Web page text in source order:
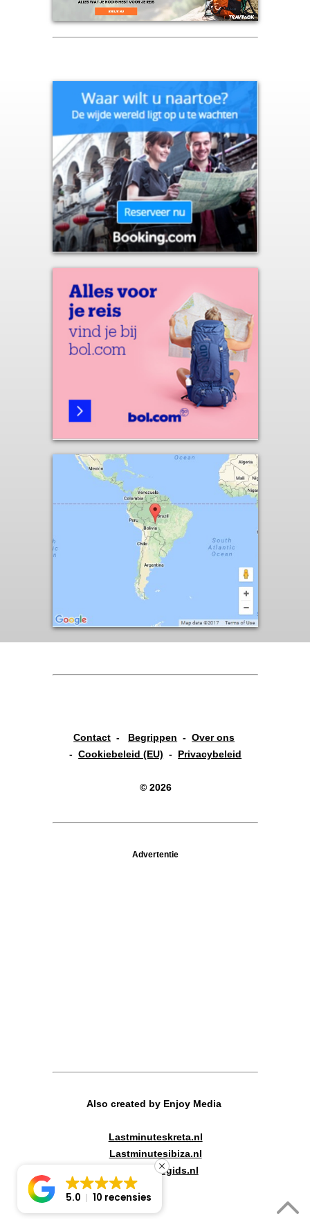
Contact - Begrippen -Over ons
-Cookiebeleid (EU) - Privacybeleid
© 2026
Advertentie
Also created by Enjoy Media
Lastminuteskreta.nl
Lastminutesibiza.nl
Canadareisgids.nl
5.0 10 recensies